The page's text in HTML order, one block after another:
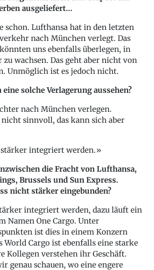
ausgeliefert…
schon. Lufthansa hat in den letzten
nach München verlegt. Das
uns ebenfalls überlegen, in
wachsen. Das geht aber nicht von
Unmöglich ist es jedoch nicht.
solche Verlagerung aussehen?
nach München verlegen.
sinnvoll, das kann sich aber
stärker integriert werden.
die Fracht von Lufthansa,
Brussels und Sun Express.
nicht stärker eingebunden?
integriert werden, dazu läuft ein
Namen One Cargo. Unter
ist dies in einem Konzern
World Cargo ist ebenfalls eine starke
Kollegen verstehen ihr Geschäft.
genau schauen, wo eine engere